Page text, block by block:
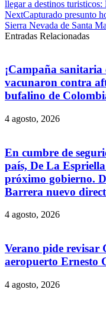
llegar a destinos
NextCapturado presunto
Sierra Nevada de Santa
Entradas Relacionadas
¡Campaña
vacunaron contra
bufalino de
4 agosto, 2026
En cumbre de
país, De La
próximo gobierno.
Barrera nuevo
4 agosto, 2026
Verano pide revisar
aeropuerto Ernesto
4 agosto, 2026